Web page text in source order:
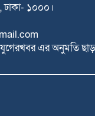
ঢাকা- ১০০০।
এর অনুমতি